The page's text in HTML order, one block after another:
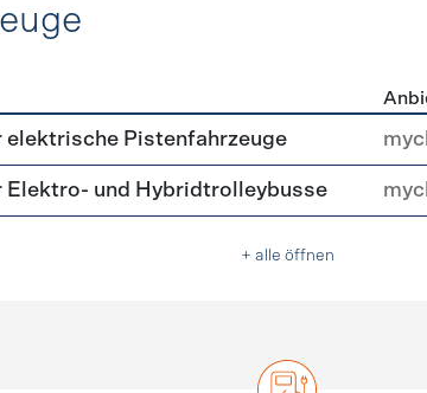
elektrische Pistenfahrzeuge
Elektro- und Hybridtrolleybusse
+ alle öffnen